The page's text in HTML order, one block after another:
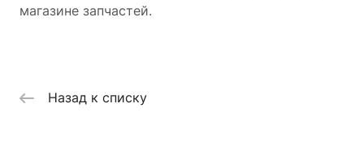
магазине запчастей.
Назад к списку